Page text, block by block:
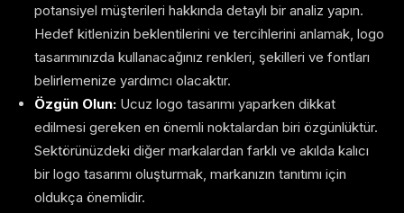
potansiyel müşterileri hakkında detaylı bir analiz yapın.
Hedef kitlenizin beklentilerini ve tercihlerini anlamak, logo
tasarımınızda kullanacağınız renkleri, şekilleri ve fontları
belirlemenize yardımcı olacaktır.
Özgün Olun: Ucuz logo tasarımı yaparken dikkat
edilmesi gereken en önemli noktalardan biri özgünlüktür.
Sektörünüzdeki diğer markalardan farklı ve akılda kalıcı
bir logo tasarımı oluşturmak, markanızın tanıtımı için
oldukça önemlidir.